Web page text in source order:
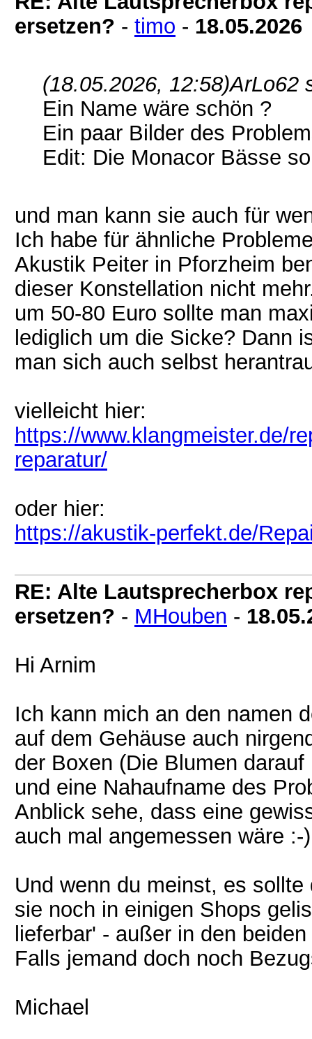
ersetzen? - timo - 18.05.2026
(18.05.2026, 12:58)ArLo62
Ein Name wäre schön ?
Ein paar Bilder des
Edit: Die Monacor Bässe
und man kann sie auch für
Ich habe für ähnliche
Akustik Peiter in Pforzheim
dieser Konstellation nicht
um 50-80 Euro sollte man
lediglich um die Sicke? Dann
man sich auch selbst
vielleicht hier:
https://www.klangmeister.de/
reparatur/
oder hier:
https://akustik-perfekt.de/
RE: Alte Lautsprecherbox
ersetzen? - MHouben -
Hi Arnim
Ich kann mich an den namen
auf dem Gehäuse auch
der Boxen (Die Blumen
und eine Nahaufname des
Anblick sehe, dass eine
auch mal angemessen wäre :-)
Und wenn du meinst, es
sie noch in einigen Shops
lieferbar' - außer in den
Falls jemand doch noch
Michael